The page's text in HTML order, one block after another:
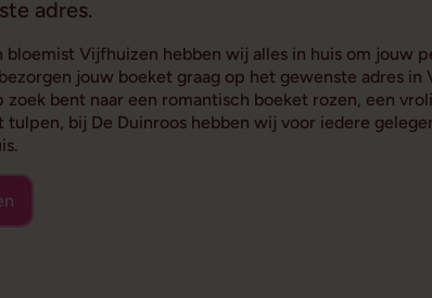
adres.
bloemist Vijfhuizen hebben wij alles in huis om jouw
jouw boeket graag op het gewenste adres in
zoek bent naar een romantisch boeket rozen, een
tulpen, bij De Duinroos hebben wij voor iedere